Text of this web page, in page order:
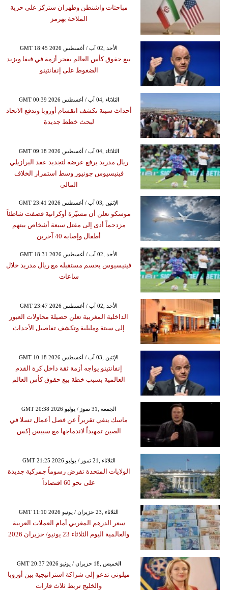
مباحثات واشنطن وطهران ستركز على حرية
الملاحة بهرمز
GMT 18:45 2026 الأحد ,02 آب / أغسطس
بيع حقوق كأس العالم يفجر أزمة في فيفا ويزيد
الضغوط على إنفانتينو
GMT 00:39 2026 الثلاثاء ,04 آب / أغسطس
أحداث سبتة تكشف انقسام أوروبا وتدفع الاتحاد
لبحث خطط جديدة
GMT 09:18 2026 الثلاثاء ,04 آب / أغسطس
ريال مدريد يرفع عرضه لتجديد عقد البرازيلي
فينيسيوس جونيور وسط استمرار الخلاف
المالي
GMT 23:41 2026 الإثنين ,03 آب / أغسطس
موسكو تعلن أن مسيّرة أوكرانية قصفت شاطئاً
مزدحماً أدى إلى مقتل سبعة أشخاص بينهم
أطفال وإصابة 40 آخرين
GMT 18:31 2026 الأحد ,02 آب / أغسطس
فينيسيوس يحسم مستقبله مع ريال مدريد خلال
ساعات
GMT 23:47 2026 الأحد ,02 آب / أغسطس
الداخلية المغربية تعلن حصيلة محاولات العبور
إلى سبتة ومليلية وتكشف تفاصيل الأحداث
GMT 10:18 2026 الإثنين ,03 آب / أغسطس
إنفانتينو يواجه أزمة ثقة داخل كرة القدم
العالمية بسبب خطة بيع حقوق كأس العالم
GMT 20:38 2026 الجمعة ,31 تموز / يوليو
ماسك ينفي تقريراً عن فصل أعمال تسلا في
الصين تمهيداً لاندماجها مع سبيس إكس
GMT 21:25 2026 الثلاثاء ,21 تموز / يوليو
الولايات المتحدة تفرض رسوماً جمركية جديدة
على نحو 60 اقتصاداً
GMT 11:10 2026 الثلاثاء ,23 حزيران / يونيو
سعر الدرهم المغربي أمام العملات العربية
والعالمية اليوم الثلاثاء 23 يونيو/ حزيران 2026
GMT 20:37 2026 الخميس ,18 حزيران / يونيو
ميلوني تدعو إلى شراكة استراتيجية بين أوروبا
والخليج تربط ثلاث قارات